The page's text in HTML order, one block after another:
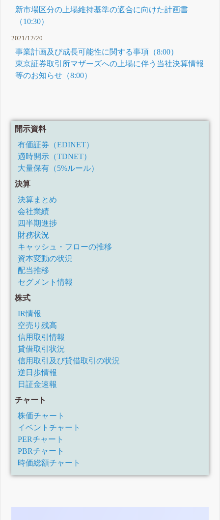
新市場区分の上場維持基準の適合に向けた計画書
（10:30）
2021/12/20
事業計画及び成長可能性に関する事項（8:00）
東京証券取引所マザーズへの上場に伴う当社決算情報
等のお知らせ（8:00）
開示資料
有価証券（EDINET）
適時開示（TDNET）
大量保有（5%ルール）
決算
決算まとめ
会社業績
四半期進捗
財務状況
キャッシュ・フローの推移
資本変動の状況
配当推移
セグメント情報
株式
IR情報
空売り残高
信用取引情報
貸借取引状況
信用取引及び貸借取引の状況
逆日歩情報
日証金速報
チャート
株価チャート
イベントチャート
PERチャート
PBRチャート
時価総額チャート